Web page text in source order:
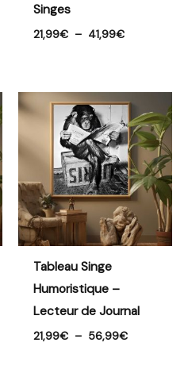
Singes
21,99€ – 41,99€
Tableau Singe
Humoristique –
Lecteur de Journal
21,99€ – 56,99€
Plage
de
prix :
21,99€
à
56,99€